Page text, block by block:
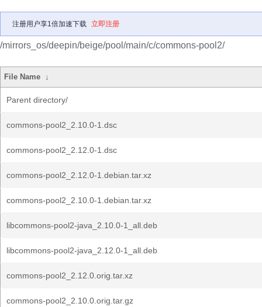
注册用户享1倍加速下载 立即注册
/mirrors_os/deepin/beige/pool/main/c/commons-pool2/
File Name ↓
Parent directory/
commons-pool2_2.10.0-1.dsc
commons-pool2_2.12.0-1.dsc
commons-pool2_2.12.0-1.debian.tar.xz
commons-pool2_2.10.0-1.debian.tar.xz
libcommons-pool2-java_2.10.0-1_all.deb
libcommons-pool2-java_2.12.0-1_all.deb
commons-pool2_2.12.0.orig.tar.xz
commons-pool2_2.10.0.orig.tar.gz